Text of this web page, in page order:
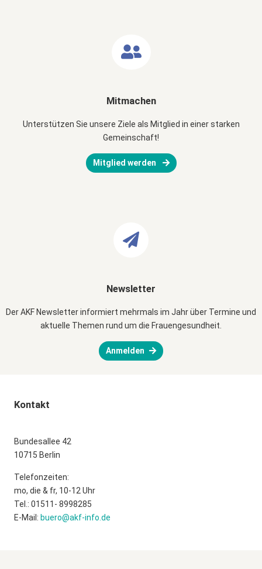
Mitmachen
Unterstützen Sie unsere Ziele als Mitglied in einer starken
Gemeinschaft!
Mitglied werden
Newsletter
Der AKF Newsletter informiert mehrmals im Jahr über Termine und
aktuelle Themen rund um die Frauengesundheit.
Anmelden
Kontakt
Bundesallee 42
10715 Berlin
Telefonzeiten:
mo, die & fr, 10-12 Uhr
Tel.: 01511- 8998285
E-Mail: buero@akf-info.de